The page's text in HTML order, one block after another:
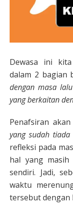
Dewasa ini
dalam 2 bagian
dengan masa
yang berkaitan
Penafsiran
yang sudah tiada
refleksi pada
hal yang
sendiri. Jadi,
waktu
tersebut dengan